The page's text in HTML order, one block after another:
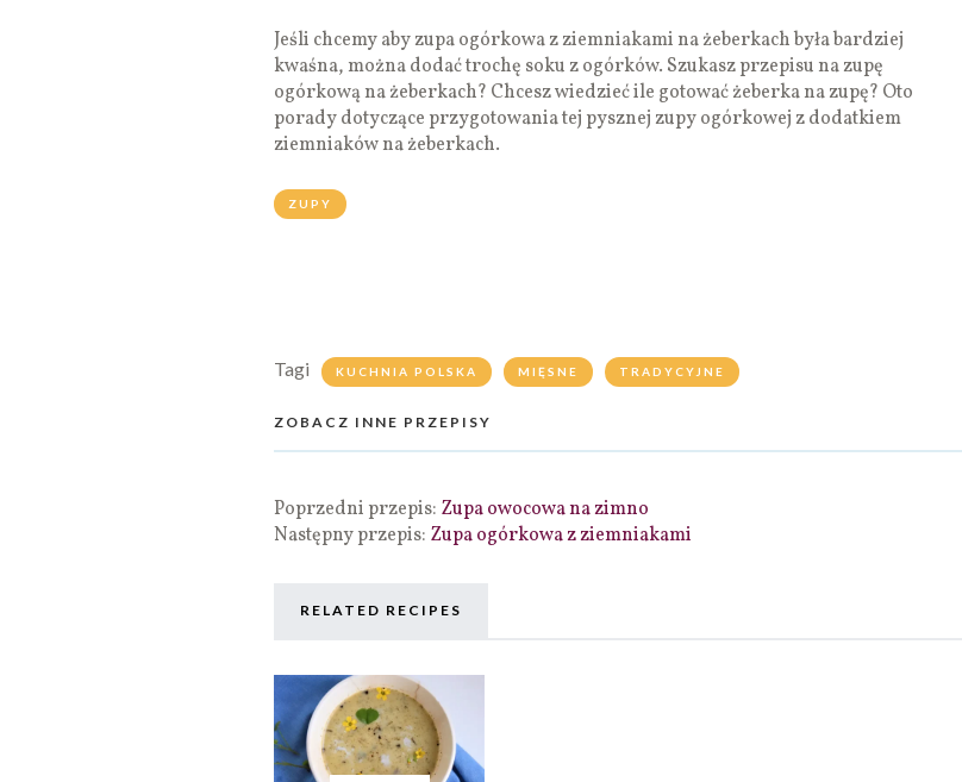
Jeśli chcemy aby zupa ogórkowa z ziemniakami na żeberkach była bardziej
kwaśna, można dodać trochę soku z ogórków. Szukasz przepisu na zupę
ogórkową na żeberkach? Chcesz wiedzieć ile gotować żeberka na zupę? Oto
porady dotyczące przygotowania tej pysznej zupy ogórkowej z dodatkiem
ziemniaków na żeberkach.
ZUPY
Tagi KUCHNIA POLSKA MIĘSNE TRADYCYJNE
ZOBACZ INNE PRZEPISY
Poprzedni przepis: Zupa owocowa na zimno
Następny przepis: Zupa ogórkowa z ziemniakami
RELATED RECIPES